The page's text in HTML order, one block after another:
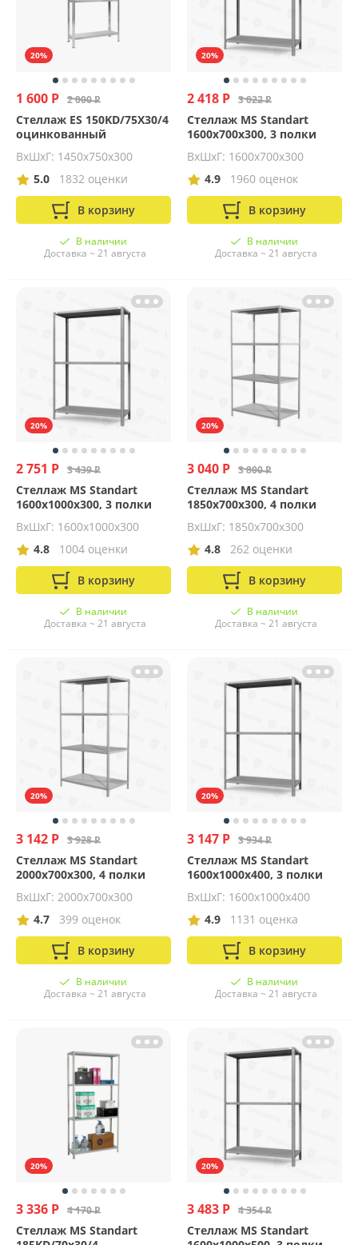
20%
1 600 Р 2 000 Р
Стеллаж ES 150KD/75Х30/4
оцинкованный
ВхШхГ: 1450х750х300
5.0
1832 оценки
В корзину
В наличии
Доставка ~ 21 августа
20%
2 418 Р 3 022 Р
Стеллаж MS Standart
1600х700х300, 3 полки
ВхШхГ: 1600x700x300
4.9
1960 оценок
В корзину
В наличии
Доставка ~ 21 августа
20%
2 751 Р 3 439 Р
Стеллаж MS Standart
1600х1000х300, 3 полки
ВхШхГ: 1600x1000x300
4.8
1004 оценки
В корзину
В наличии
Доставка ~ 21 августа
20%
3 040 Р 3 800 Р
Стеллаж MS Standart
1850х700х300, 4 полки
ВхШхГ: 1850x700x300
4.8
262 оценки
В корзину
В наличии
Доставка ~ 21 августа
20%
3 142 Р 3 928 Р
Стеллаж MS Standart
2000х700х300, 4 полки
ВхШхГ: 2000x700x300
4.7
399 оценок
В корзину
В наличии
Доставка ~ 21 августа
20%
3 147 Р 3 934 Р
Стеллаж MS Standart
1600х1000х400, 3 полки
ВхШхГ: 1600x1000x400
4.9
1131 оценка
В корзину
В наличии
Доставка ~ 21 августа
20%
3 336 Р 4 170 Р
Стеллаж MS Standart
20%
3 483 Р 4 354 Р
Стеллаж MS Standart